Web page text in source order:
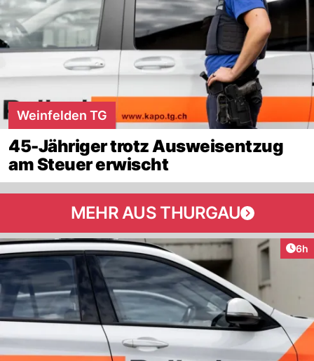
Weinfelden TG
45-Jähriger trotz Ausweisentzug
am Steuer erwischt
MEHR AUS THURGAU
6h